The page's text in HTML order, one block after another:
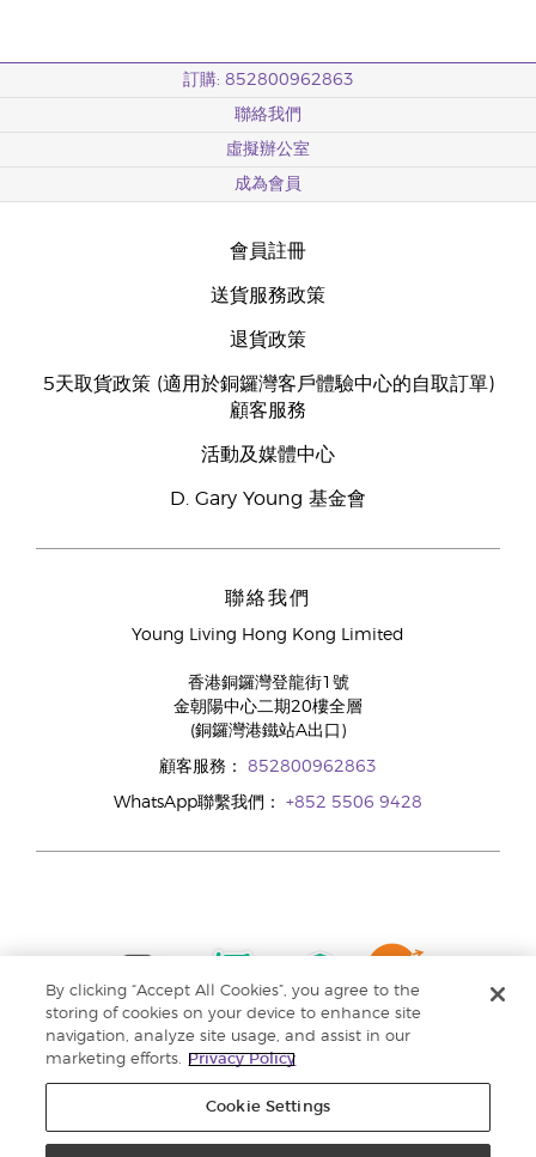
訂購: 852800962863
聯絡我們
虛擬辦公室
成為會員
會員註冊
送貨服務政策
退貨政策
5天取貨政策 (適用於銅鑼灣客戶體驗中心的自取訂單)
顧客服務
活動及媒體中心
D. Gary Young 基金會
聯絡我們
Young Living Hong Kong Limited
香港銅鑼灣登龍街1號
金朝陽中心二期20樓全層
(銅鑼灣港鐵站A出口)
顧客服務： 852800962863
WhatsApp聯繫我們： +852 5506 9428
By clicking “Accept All Cookies”, you agree to the
storing of cookies on your device to enhance site
navigation, analyze site usage, and assist in our
marketing efforts.
Privacy Policy
Cookie Settings